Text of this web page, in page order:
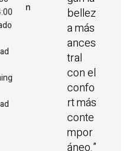
n
bellez
a más
ances
tral
con el
confo
rt más
conte
mpor
áneo.”